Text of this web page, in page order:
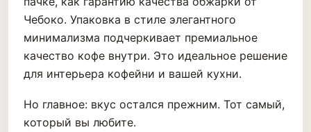
Чебоко. Упаковка в стиле элегантного
минимализма подчеркивает премиальное
качество кофе внутри. Это идеальное решение
для интерьера кофейни и вашей кухни.
Но главное: вкус остался прежним. Тот самый,
который вы любите.